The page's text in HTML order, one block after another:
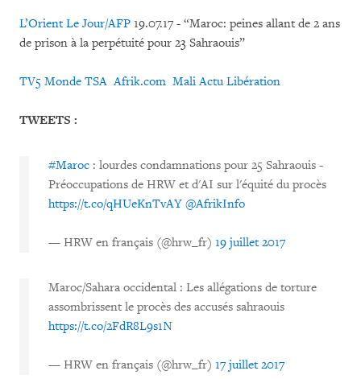
L’Orient Le Jour/AFP 19.07.17 - “Maroc: peines allant de 2 ans
de prison à la perpétuité pour 23 Sahraouis”
TV5 Monde TSA Afrik.com Mali Actu Libération
TWEETS :
#Maroc : lourdes condamnations pour 25 Sahraouis -
Préoccupations de HRW et d'AI sur l'équité du procès
https://t.co/qHUeKnTvAY @AfrikInfo
— HRW en français (@hrw_fr) 19 juillet 2017
Maroc/Sahara occidental : Les allégations de torture
assombrissent le procès des accusés sahraouis
https://t.co/2FdR8L9s1N
— HRW en français (@hrw_fr) 17 juillet 2017